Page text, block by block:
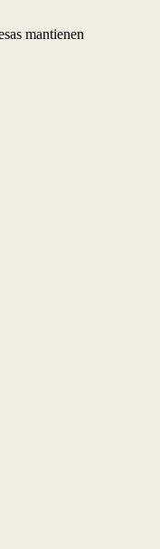
mantienen